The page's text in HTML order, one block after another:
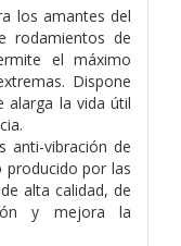
los amantes del
rodamientos de
el máximo
Dispone
alarga la vida útil
anti-vibración de
producido por las
alta calidad, de
y mejora la